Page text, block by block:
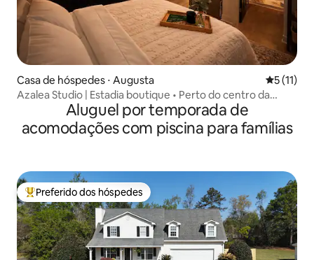
Casa de hóspedes ⋅ Augusta 5 de uma
5 (11)
Azalea Studio | Estadia boutique • Perto do centro da
Aluguel por temporada de
acomodações com piscina para famílias
Entre os melhores preferidos dos hóspedes
Preferido dos hóspedes